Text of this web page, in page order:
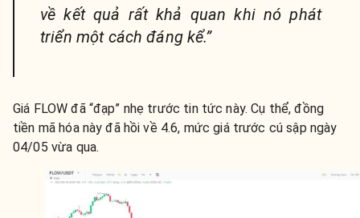
về kết quả rất khả quan khi nó phát
triển một cách đáng kể.”
Giá FLOW đã “đạp” nhẹ trước tin tức này. Cụ thể, đồng
tiền mã hóa này đã hồi về 4.6, mức giá trước cú sập ngày
04/05 vừa qua.